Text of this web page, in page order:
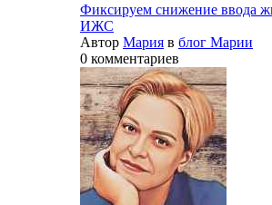
Фиксируем снижение ввода
ИЖС
Автор Мария в блог Марии
0 комментариев